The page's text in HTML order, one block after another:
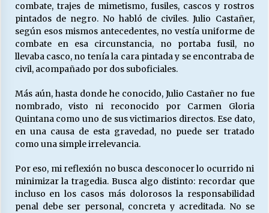
combate, trajes de mimetismo, fusiles, cascos y rostros
pintados de negro. No habló de civiles. Julio Castañer,
según esos mismos antecedentes, no vestía uniforme de
combate en esa circunstancia, no portaba fusil, no
llevaba casco, no tenía la cara pintada y se encontraba de
civil, acompañado por dos suboficiales.
Más aún, hasta donde he conocido, Julio Castañer no fue
nombrado, visto ni reconocido por Carmen Gloria
Quintana como uno de sus victimarios directos. Ese dato,
en una causa de esta gravedad, no puede ser tratado
como una simple irrelevancia.
Por eso, mi reflexión no busca desconocer lo ocurrido ni
minimizar la tragedia. Busca algo distinto: recordar que
incluso en los casos más dolorosos la responsabilidad
penal debe ser personal, concreta y acreditada. No se